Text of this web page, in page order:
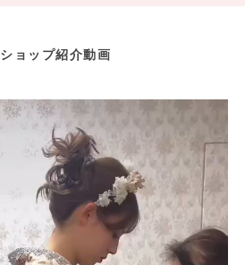
ショップ紹介動画